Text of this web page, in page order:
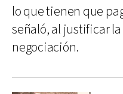
lo que tienen que
señaló, al justificar
negociación.